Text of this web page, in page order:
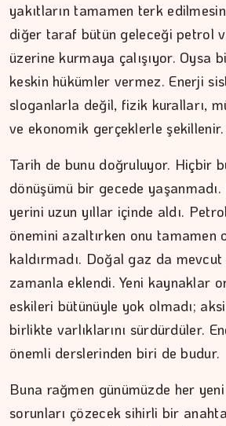
yakıtların tamamen terk
diğer taraf bütün geleceği petrol
üzerine kurmaya çalışıyor. Oysa
keskin hükümler vermez. Enerji
sloganlarla değil, fizik kuralları,
ve ekonomik gerçeklerle şekillenir.
Tarih de bunu doğruluyor. Hiçbir
dönüşümü bir gecede
yerini uzun yıllar içinde aldı.
önemini azaltırken onu tamamen
kaldırmadı. Doğal gaz da
zamanla eklendi. Yeni kaynaklar
eskileri bütünüyle yok olmadı;
birlikte varlıklarını sürdürdüler.
önemli derslerinden biri de budur.
Buna rağmen günümüzde her
sorunları çözecek sihirli bir
DR. TANER EKİNCİ
Kadim tıptan günümüze…